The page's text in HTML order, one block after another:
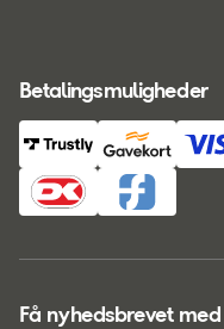
Betalingsmuligheder
Få nyhedsbrevet